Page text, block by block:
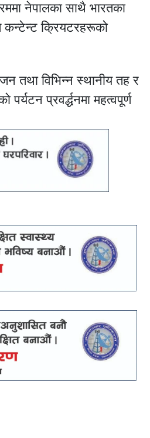
नेपालका साथै भारतका
कन्टेन्ट क्रियटरहरूको
तथा विभिन्न स्थानीय तह र
प्रवर्द्धनमा महत्वपूर्ण